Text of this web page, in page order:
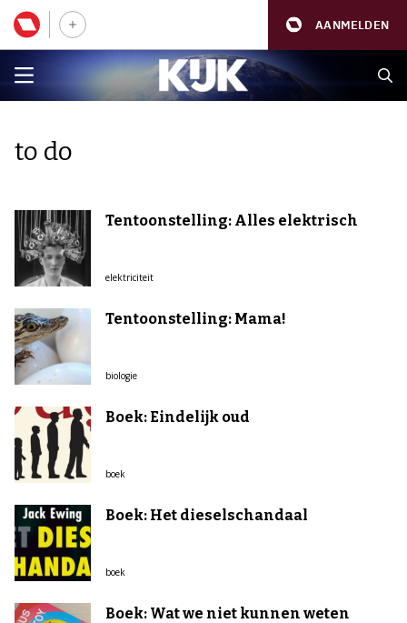
AANMELDEN
to do
Tentoonstelling: Alles elektrisch
elektriciteit
Tentoonstelling: Mama!
biologie
Boek: Eindelijk oud
boek
Boek: Het dieselschandaal
boek
Boek: Wat we niet kunnen weten